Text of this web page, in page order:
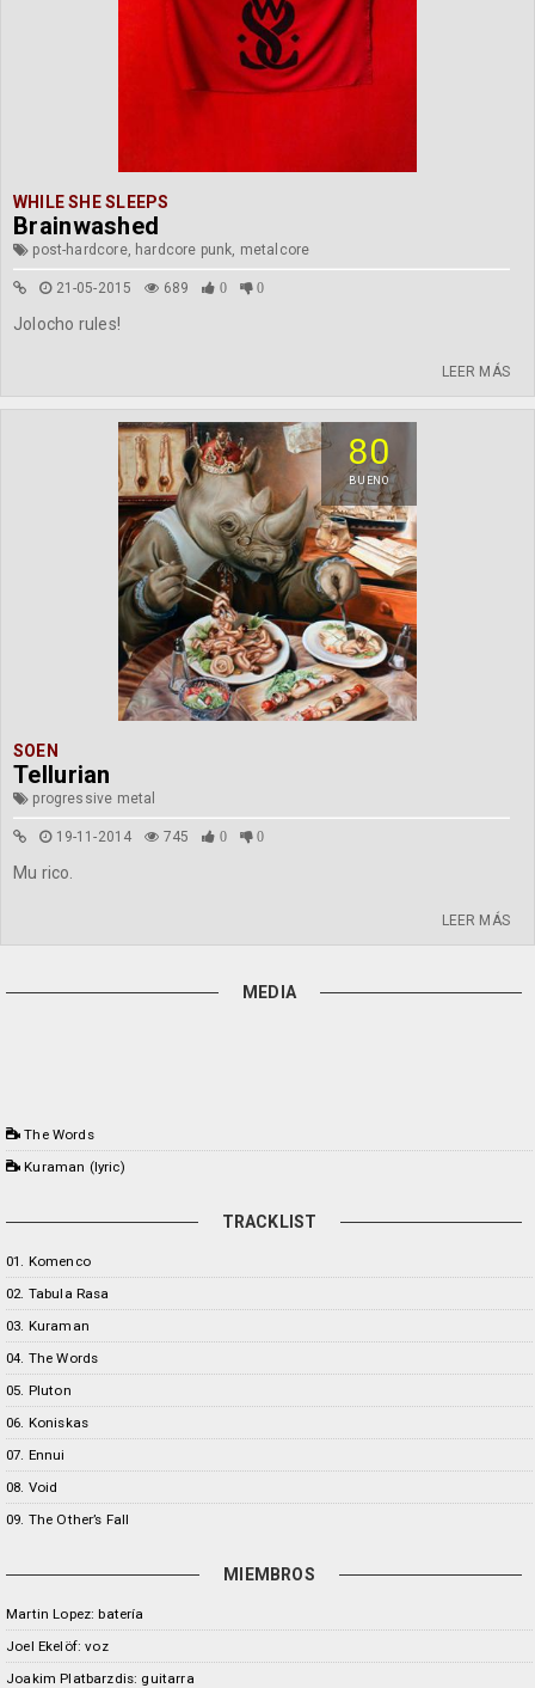
WHILE SHE SLEEPS
Brainwashed
post-hardcore, hardcore punk, metalcore
21-05-2015 689 0 0
Jolocho rules!
LEER MÁS
80
BUENO
SOEN
Tellurian
progressive metal
19-11-2014 745 0 0
Mu rico.
LEER MÁS
MEDIA
The Words
Kuraman (lyric)
TRACKLIST
01. Komenco
02. Tabula Rasa
03. Kuraman
04. The Words
05. Pluton
06. Koniskas
07. Ennui
08. Void
09. The Other’s Fall
MIEMBROS
Martin Lopez: batería
Joel Ekelöf: voz
Joakim Platbarzdis: guitarra